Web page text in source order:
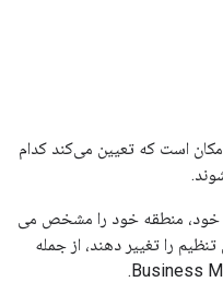
است که تعیین می‌کند کدام
خود، منطقه خود را مشخص می
را تغییر دهند، از جمله